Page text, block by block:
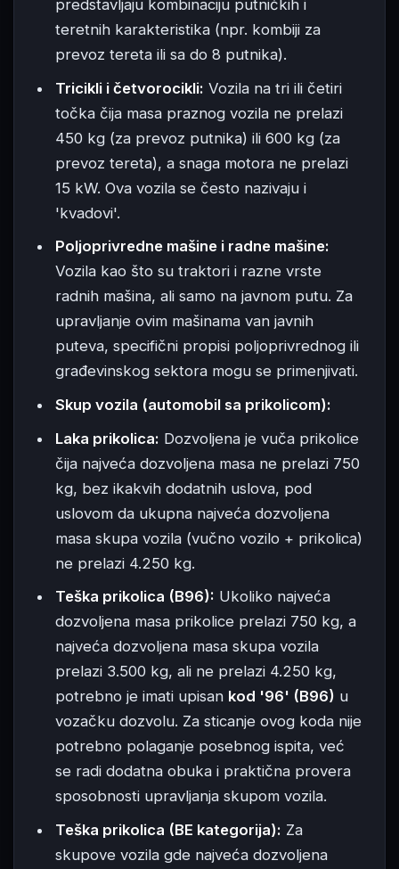
predstavljaju kombinaciju putničkih i
teretnih karakteristika (npr. kombiji za
prevoz tereta ili sa do 8 putnika).
Tricikli i četvorocikli: Vozila na tri ili četiri
točka čija masa praznog vozila ne prelazi
450 kg (za prevoz putnika) ili 600 kg (za
prevoz tereta), a snaga motora ne prelazi
15 kW. Ova vozila se često nazivaju i
'kvadovi'.
Poljoprivredne mašine i radne mašine:
Vozila kao što su traktori i razne vrste
radnih mašina, ali samo na javnom putu. Za
upravljanje ovim mašinama van javnih
puteva, specifični propisi poljoprivrednog ili
građevinskog sektora mogu se primenjivati.
Skup vozila (automobil sa prikolicom):
Laka prikolica: Dozvoljena je vuča prikolice
čija najveća dozvoljena masa ne prelazi 750
kg, bez ikakvih dodatnih uslova, pod
uslovom da ukupna najveća dozvoljena
masa skupa vozila (vučno vozilo + prikolica)
ne prelazi 4.250 kg.
Teška prikolica (B96): Ukoliko najveća
dozvoljena masa prikolice prelazi 750 kg, a
najveća dozvoljena masa skupa vozila
prelazi 3.500 kg, ali ne prelazi 4.250 kg,
potrebno je imati upisan kod '96' (B96) u
vozačku dozvolu. Za sticanje ovog koda nije
potrebno polaganje posebnog ispita, već
se radi dodatna obuka i praktična provera
sposobnosti upravljanja skupom vozila.
Teška prikolica (BE kategorija): Za
skupove vozila gde najveća dozvoljena